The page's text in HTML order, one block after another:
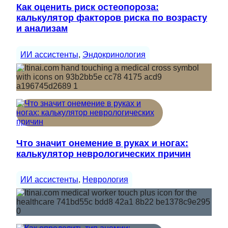
Как оценить риск остеопороза:
калькулятор факторов риска по возрасту
и анализам
ИИ ассистенты, Эндокринология
Что значит онемение в руках и ногах:
калькулятор неврологических причин
ИИ ассистенты, Неврология